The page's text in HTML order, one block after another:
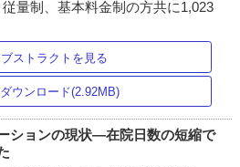
量制、基本料金制の方共に1,023
ストラクトを見る
ウンロード(2.92MB)
ションの現状―在院日数の短縮で